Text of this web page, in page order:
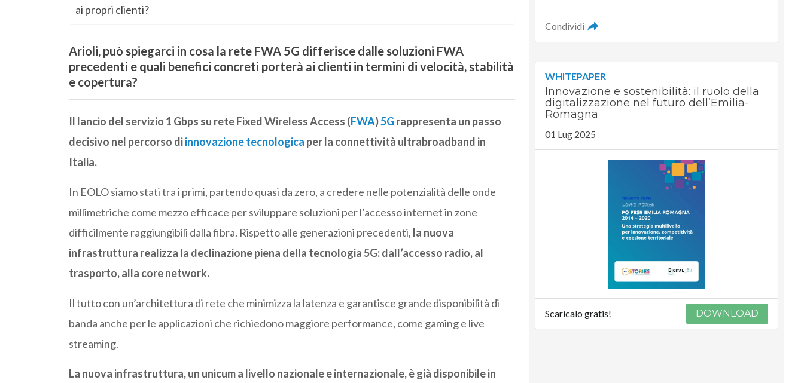
ai propri clienti?
Arioli, può spiegarci in cosa la rete FWA 5G differisce dalle soluzioni FWA
precedenti e quali benefici concreti porterà ai clienti in termini di velocità, stabilità
e copertura?
Il lancio del servizio 1 Gbps su rete Fixed Wireless Access (FWA)5Grappresenta un passo
decisivo nel percorso diinnovazione tecnologica per la connettività ultrabroadband in
Italia.
In EOLO siamo stati tra i primi, partendo quasi da zero, a credere nelle potenzialità delle onde
millimetriche come mezzo efficace per sviluppare soluzioni per l’accesso internet in zone
difficilmente raggiungibili dalla fibra. Rispetto alle generazioni precedenti, la nuova
infrastruttura realizza la declinazione piena della tecnologia 5G: dall’accesso radio, al
trasporto, alla core network.
Il tutto con un’architettura di rete che minimizza la latenza e garantisce grande disponibilità di
banda anche per le applicazioni che richiedono maggiore performance, come gaming e live
streaming.
La nuova infrastruttura, un unicum a livello nazionale e internazionale, è già disponibile in
Condividi
WHITEPAPER
Innovazione e sostenibilità: il ruolo della
digitalizzazione nel futuro dell’Emilia-
Romagna
01 Lug 2025
Scaricalo gratis! DOWNLOAD